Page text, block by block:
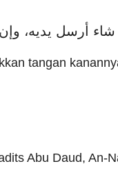
شاء أرسل يديه،
tangan
Abu Daud, An-